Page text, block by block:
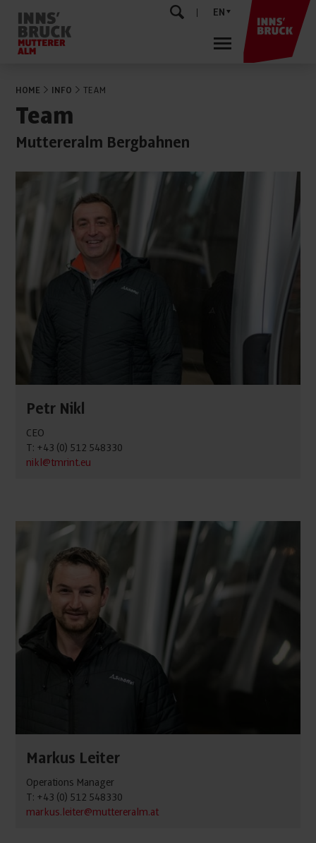
EN
HOME INFO TEAM
Team
Muttereralm Bergbahnen
Petr Nikl
CEO
T: +43 (0) 512 548330
nikl@tmrint.eu
Markus Leiter
Operations Manager
T: +43 (0) 512 548330
markus.leiter@muttereralm.at